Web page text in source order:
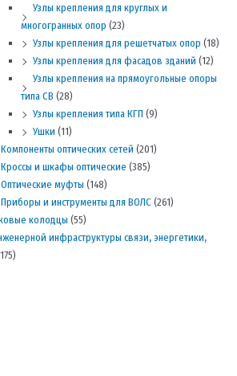
Узлы крепления для круглых и
многогранных опор (23)
Узлы крепления для решетчатых опор (18)
Узлы крепления для фасадов зданий (12)
Узлы крепления на прямоугольные опоры
типа СВ (28)
Узлы крепления типа КГП (9)
Ушки (11)
Компоненты оптических сетей (201)
Кроссы и шкафы оптические (385)
Оптические муфты (148)
Приборы и инструменты для ВОЛС (261)
колодцы (55)
инфраструктуры связи, энергетики,